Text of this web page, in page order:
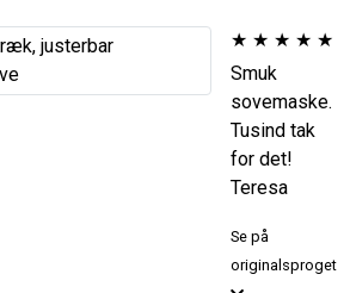
★ ★ ★ ★ ★
Smuk
sovemaske.
Tusind tak
for det!
Teresa
Se på
originalsproget